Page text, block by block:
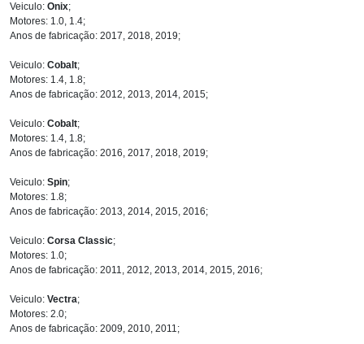
Veiculo: Onix;
Motores: 1.0, 1.4;
Anos de fabricação: 2017, 2018, 2019;
Veiculo: Cobalt;
Motores: 1.4, 1.8;
Anos de fabricação: 2012, 2013, 2014, 2015;
Veiculo: Cobalt;
Motores: 1.4, 1.8;
Anos de fabricação: 2016, 2017, 2018, 2019;
Veiculo: Spin;
Motores: 1.8;
Anos de fabricação: 2013, 2014, 2015, 2016;
Veiculo: Corsa Classic;
Motores: 1.0;
Anos de fabricação: 2011, 2012, 2013, 2014, 2015, 2016;
Veiculo: Vectra;
Motores: 2.0;
Anos de fabricação: 2009, 2010, 2011;